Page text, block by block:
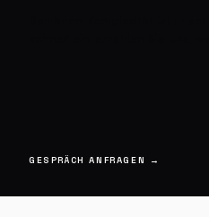
GESPRÄCH ANFRAGEN →